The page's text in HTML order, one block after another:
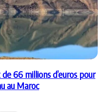
66 millions d’euros pour
au Maroc